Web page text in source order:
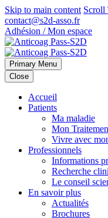
Skip to main content Scroll
contact@s2d-asso.fr
Adhésion / Mon espace
Primary Menu
Close
Accueil
Patients
Ma maladie
Mon
Vivre avec
Professionnels
Informations
Recherche
Le conseil
En savoir plus
Actualités
Brochures